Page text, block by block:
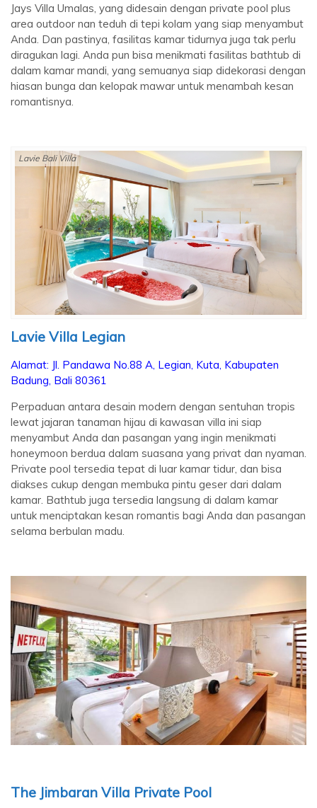
Jays Villa Umalas, yang didesain dengan private pool plus
area outdoor nan teduh di tepi kolam yang siap menyambut
Anda. Dan pastinya, fasilitas kamar tidurnya juga tak perlu
diragukan lagi. Anda pun bisa menikmati fasilitas bathtub di
dalam kamar mandi, yang semuanya siap didekorasi dengan
hiasan bunga dan kelopak mawar untuk menambah kesan
romantisnya.
Lavie Bali Villa
Lavie Villa Legian
Alamat: Jl. Pandawa No.88 A, Legian, Kuta, Kabupaten
Badung, Bali 80361
Perpaduan antara desain modern dengan sentuhan tropis
lewat jajaran tanaman hijau di kawasan villa ini siap
menyambut Anda dan pasangan yang ingin menikmati
honeymoon berdua dalam suasana yang privat dan nyaman.
Private pool tersedia tepat di luar kamar tidur, dan bisa
diakses cukup dengan membuka pintu geser dari dalam
kamar. Bathtub juga tersedia langsung di dalam kamar
untuk menciptakan kesan romantis bagi Anda dan pasangan
selama berbulan madu.
The Jimbaran Villa Private Pool